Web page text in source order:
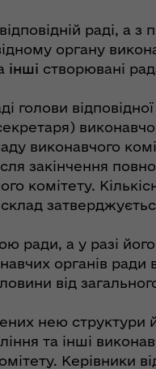
раді, а з
органу
інші створювані
голови
виконавчого
закінчення
комітету.
а у разі його
органів ради
від
нею структури
та інші
Керівники